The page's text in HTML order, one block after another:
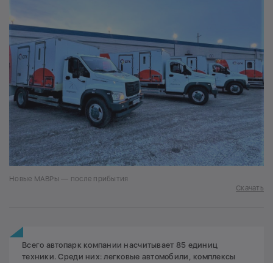
Новые МАВРы — после прибытия
Скачать
Всего автопарк компании насчитывает 85 единиц
техники. Среди них: легковые автомобили, комплексы